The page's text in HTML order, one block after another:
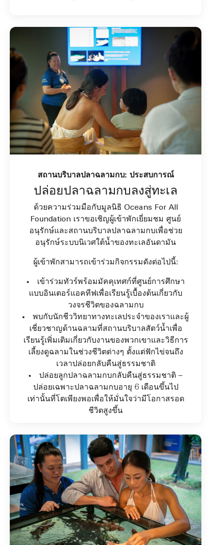
สถานบริบาลปลาฉลามกบ: ประสบการณ์
ปล่อยปลาฉลามกบลงสู่ทะเล
ด้วยความร่วมมือกับมูลนิธิ Oceans For All
Foundation เราขอเชิญผู้เข้าพักเยี่ยมชม ศูนย์
อนุรักษ์และสถานบริบาลปลาฉลามกบเพื่อช่วย
อนุรักษ์ระบบนิเวศใต้น้ำของทะเลอันดามัน
ผู้เข้าพักสามารถเข้าร่วมกิจกรรมดังต่อไปนี้:
เข้าร่วมทัวร์พร้อมมัคคุเทศก์ที่ศูนย์การศึกษา
แบบอินเตอร์แอคทีฟเพื่อเรียนรู้เบื้องต้นเกี่ยวกับ
วงจรชีวิตของฉลามกบ
พบกับนักชีววิทยาทางทะเลประจำของเราและผู้
เชี่ยวชาญด้านฉลามที่สถานบริบาลสัตว์น้ำเพื่อ
เรียนรู้เพิ่มเติมเกี่ยวกับงานของพวกเขาและวิธีการ
เลี้ยงดูฉลามในช่วงชีวิตต่างๆ ตั้งแต่ฟักไข่จนถึง
เวลาปล่อยกลับคืนสู่ธรรมชาติ
ปล่อยลูกปลาฉลามกบกลับคืนสู่ธรรมชาติ –
ปล่อยเฉพาะปลาฉลามกบอายุ 6 เดือนขึ้นไป
เท่านั้นที่โตเพียงพอเพื่อให้มั่นใจว่ามีโอกาสรอด
ชีวิตสูงขึ้น